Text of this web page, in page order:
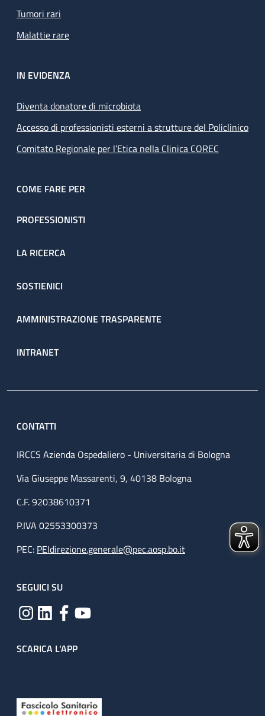
Tumori rari
Malattie rare
IN EVIDENZA
Diventa donatore di microbiota
Accesso di professionisti esterni a strutture del Policlinico
Comitato Regionale per l’Etica nella Clinica COREC
COME FARE PER
PROFESSIONISTI
LA RICERCA
SOSTIENICI
AMMINISTRAZIONE TRASPARENTE
INTRANET
CONTATTI
IRCCS Azienda Ospedaliero - Universitaria di Bologna
Via Giuseppe Massarenti, 9, 40138 Bologna
C.F. 92038610371
P.IVA 02553300373
PEC: PEIdirezione.generale@pec.aosp.bo.it
SEGUICI SU
SCARICA L'APP